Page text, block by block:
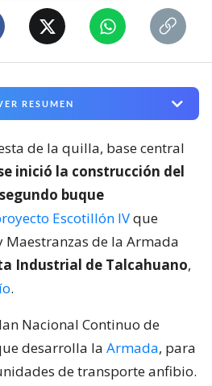
RESUMEN
de la quilla, base central
inició la construcción del
buque
Escotillón IVque
de la Armada
Industrial de Talcahuano,
.
Nacional Continuo de
desarrolla la Armada, para
de transporte anfibio.